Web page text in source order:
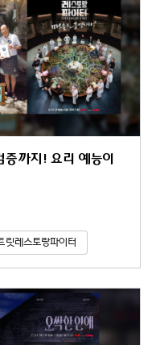
까지! 요리 예능이
릿레스토랑파이터